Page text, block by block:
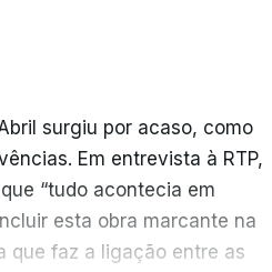
surgiu por acaso, como
Em entrevista à RTP,
“tudo acontecia em
esta obra marcante na
que faz a ligação entre as